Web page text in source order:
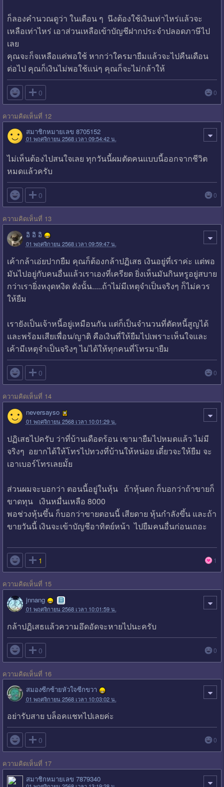
ก็ลองคำนวณดูว่า ในเดือน ๆ นึงต้องใช้เงินเท่าไหร่แล้วจะ
เหลือเท่าไหร่ เอาส่วนเหลือเข้าบัญชีฝากประจำปลอดภาษีไป
เลย
คุณจะก็จเหลือแค่พอใช้ หากว่าใครมายืมแล้วจะไปคืนเดือน
ต่อไป คุณก็เงินไม่พอใช้แน่ๆ คุณก็จะไม่กล้าให้
 0 0
ความคิดเห็นที่ 12
สมาชิกหมายเลข 8705152
01 พฤศจิกายน 2568 เวลา 09:54:42 น.
ไม่เห็นต้องไปสนใจเลย ทุกวันนี้ผมตัดคนแบบนี้ออกจากชีวิต
หมดแล้วครับ
 0 0
ความคิดเห็นที่ 13
อิ อิ อิ
01 พฤศจิกายน 2568 เวลา 09:59:47 น.
เค้ากล้าเอ่ยปากยืม คุณก็ต้องกล้าปฏิเสธ เงินอยู่ที่เราค่ะ แต่พอ
มันไปอยู่กับคนอื่นแล้วเราเองที่เครียด ยิ่งเห็นมันกินหรูอยู่สบาย
กว่าเรายิ่งหงุดหงิด ดังนั้น.....ถ้าไม่มีเหตุจำเป็นจริงๆ ก็ไม่ควร
ให้ยืม
เรายังเป็นเจ้าหนี้อยู่เหมือนกัน แต่ก็เป็นจำนวนที่ตัดหนี้สูญได้
และพร้อมเสียเพื่อน/ญาติ คือเงินที่ให้ยืมไปเพราะเห็นใจและ
เค้ามีเหตุจำเป็นจริงๆ ไม่ได้ให้ทุกคนที่โทรมายืม
 0 0
ความคิดเห็นที่ 14
neversayso
01 พฤศจิกายน 2568 เวลา 10:01:29 น.
ปฏิเสธไปครับ ว่าที่บ้านเดือดร้อน เขามายืมไปหมดแล้ว ไม่มี
จริงๆ อยากได้ให้โทรไปทวงที่บ้านให้หน่อย เดี๋ยวจะให้ยืม จะ
เอาเบอร์โทรเลยมั้ย
ส่วนผมจะบอกว่า ตอนนี้อยู่ในหุ้น ถ้าหุ้นตก ก็บอกว่าถ้าขายก็
ขาดทุน เงินหมื่นเหลือ 8000
พอช่วงหุ้นขึ้น ก็บอกว่าขายตอนนี้ เสียดาย หุ้นกำลังขึ้น และถ้า
ขายวันนี้ เงินจะเข้าบัญชีอาทิตย์หน้า ไปยืมคนอื่นก่อนเถอะ
 1 1
ความคิดเห็นที่ 15
jnnang
01 พฤศจิกายน 2568 เวลา 10:01:59 น.
กล้าปฏิเสธแล้วความอึดอัดจะหายไปนะครับ
 0 0
ความคิดเห็นที่ 16
สมองซีกซ้ายหัวใจซีกขวา
01 พฤศจิกายน 2568 เวลา 10:03:02 น.
อย่ารับสาย บล็อคแชทไปเลยค่ะ
 0 0
ความคิดเห็นที่ 17
สมาชิกหมายเลข 7879340